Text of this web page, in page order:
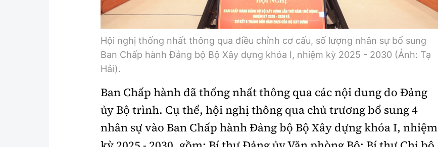
Hội nghị thống nhất thông qua điều chỉnh cơ cấu, số lượng nhân sự bổ sung
Ban Chấp hành Đảng bộ Bộ Xây dựng khóa I, nhiệm kỳ 2025 - 2030 (Ảnh: Tạ
Hải).
Ban Chấp hành đã thống nhất thông qua các nội dung do Đảng
ủy Bộ trình. Cụ thể, hội nghị thông qua chủ trương bổ sung 4
nhân sự vào Ban Chấp hành Đảng bộ Bộ Xây dựng khóa I, nhiệm